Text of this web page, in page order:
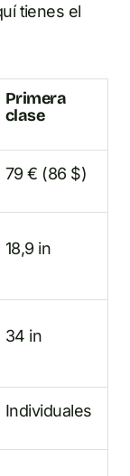
tienes el
Primera
clase
79 € (86 $)
18,9 in
34 in
Individuales